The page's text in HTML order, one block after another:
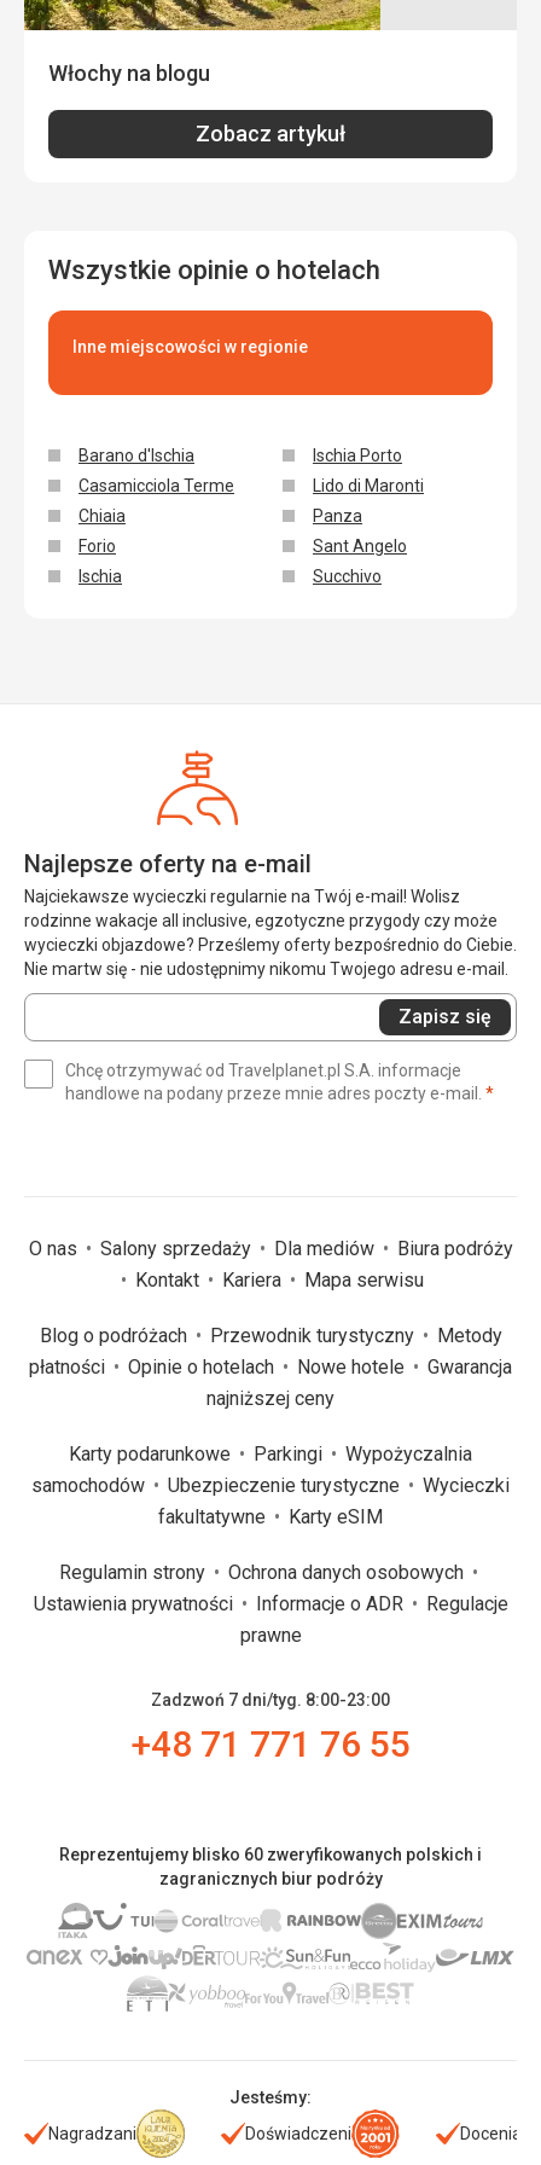
dla starszej osoby! Oprócz dobrych doświadczeń
Usługi
Ta recenzja została automatycznie przetłumaczona za
Włochy na blogu
Zobacz artykuł
Wszystkie opinie o hotelach
Inne miejscowości w regionie
Barano d'Ischia
Casamicciola Terme
Chiaia
Forio
Ischia
Ischia Porto
Lido di Maronti
Panza
Sant Angelo
Succhivo
Najlepsze oferty na e-mail
Najciekawsze wycieczki regularnie na Twój e-mail! Wolisz
rodzinne wakacje all inclusive, egzotyczne przygody czy może
wycieczki objazdowe? Prześlemy oferty bezpośrednio do Ciebie.
Nie martw się - nie udostępnimy nikomu Twojego adresu e-mail.
Wprowadź
swój
(wymagane)
Zapisz się
Chcę otrzymywać od Travelplanet.pl S.A. informacje
handlowe na podany przeze mnie adres poczty e-mail. *
O nas Salony sprzedaży Dla mediów
Biura podróży
Kontakt
Kariera Mapa serwisu
Blog o podróżach Przewodnik turystyczny
Metody
płatności
Opinie o hotelach Nowe hotele
Gwarancja
najniższej ceny
Karty podarunkowe Parkingi
Wypożyczalnia
samochodów
Ubezpieczenie turystyczne
Wycieczki
fakultatywne
Karty eSIM
Regulamin strony
Ochrona danych osobowych
Ustawienia prywatności
Informacje o ADR
Regulacje
prawne
Zadzwoń 7 dni/tyg. 8:00-23:00
+48 71 771 76 55
Reprezentujemy blisko 60 zweryfikowanych polskich i
zagranicznych biur podróży
Jesteśmy:
Nagradzani
Doświadczeni Doceniani